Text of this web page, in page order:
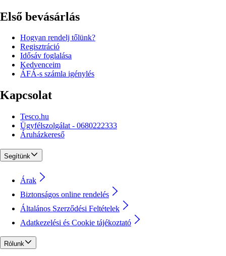
Első bevásárlás
Hogyan rendelj tőlünk?
Regisztráció
Idősáv foglalása
Kedvenceim
ÁFÁ-s számla igénylés
Kapcsolat
Tesco.hu
Ügyfélszolgálat - 0680222333
Áruházkereső
Segítünk
Árak
Biztonságos online rendelés
Általános Szerződési Feltételek
Adatkezelési és Cookie tájékoztató
Rólunk